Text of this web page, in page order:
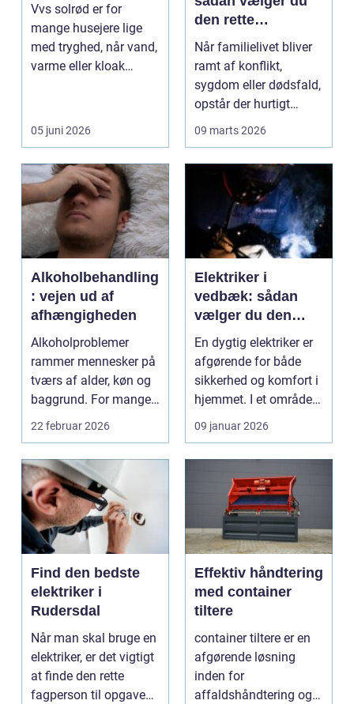
Vvs solrød er for
mange husejere lige
med tryghed, når vand,
varme eller kloak
05 juni 2026
den rette
familieretsadvokat
Når familielivet bliver
ramt af konflikt,
sygdom eller dødsfald,
opstår der hurtigt
spørgsmål, som k...
09 marts 2026
Alkoholbehandling
: vejen ud af
afhængigheden
Alkoholproblemer
rammer mennesker på
tværs af alder, køn og
baggrund. For mange
s...
22 februar 2026
Elektriker i
vedbæk: sådan
vælger du den
rette fagmand til
opgaven
En dygtig elektriker er
afgørende for både
sikkerhed og komfort i
hjemmet. I et område
som Vedbæk, h...
09 januar 2026
Find den bedste
elektriker i
Rudersdal
Når man skal bruge en
elektriker, er det vigtigt
at finde den rette
fagperson til opgaven.
Effektiv håndtering
med container
tiltere
container tiltere er en
afgørende løsning
inden for
affaldshåndtering og